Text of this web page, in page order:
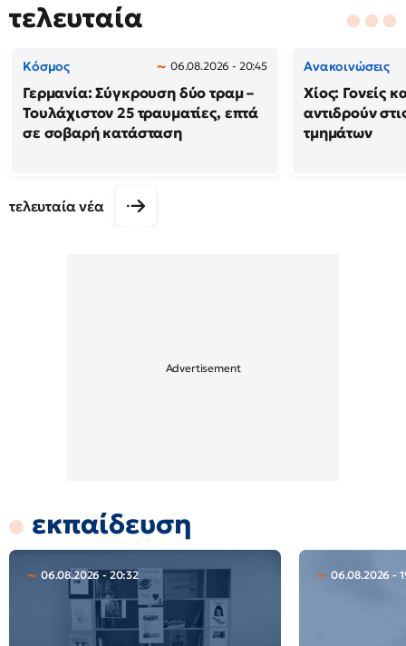
τελευταία
Κόσμος 06.08.2026 - 20:45
Γερμανία: Σύγκρουση δύο τραμ –
Τουλάχιστον 25 τραυματίες, επτά
σε σοβαρή κατάσταση
Ανακοινώσεις
Χίος: Γονείς
αντιδρούν
τμημάτων
τελευταία νέα
εκπαίδευση
06.08.2026 - 20:32 06.08.2026 -